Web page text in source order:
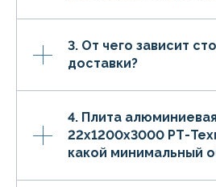
3. От чего зависит
доставки?
4. Плита
22х1200х3000 РТ-
какой минимальный